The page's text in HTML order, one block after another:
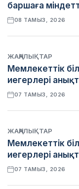
баршаға
08 ТАМЫЗ, 2026
ЖАҢАЛЫҚТАР
Мемлекеттік
иегерлері
07 ТАМЫЗ, 2026
ЖАҢАЛЫҚТАР
Мемлекеттік
иегерлері
07 ТАМЫЗ, 2026